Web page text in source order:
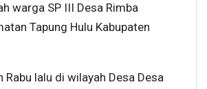
warga SP III Desa Rimba
Tapung Hulu Kabupaten
Rabu lalu di wilayah Desa Desa